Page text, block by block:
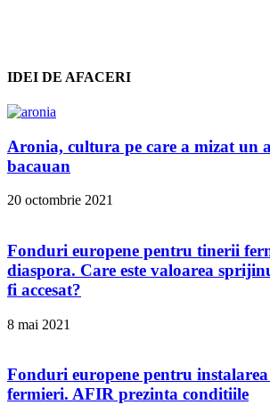
IDEI DE AFACERI
Aronia, cultura pe care a mizat un
bacauan
20 octombrie 2021
Fonduri europene pentru tinerii
diaspora. Care este valoarea
fi accesat?
8 mai 2021
Fonduri europene pentru
fermieri. AFIR prezinta conditiile